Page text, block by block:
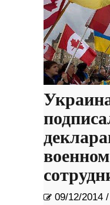
военном
09/12/2014 /